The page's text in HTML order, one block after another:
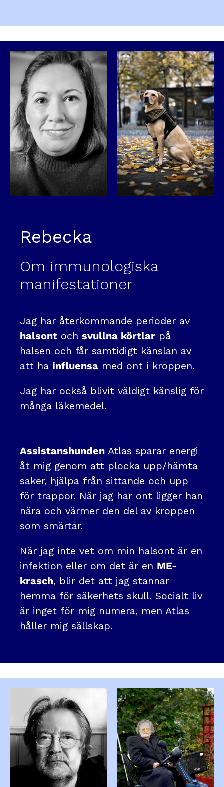
Rebecka
Om immunologiska
manifestationer
Jag har återkommande perioder av
halsont och svullna körtlar på
halsen och får samtidigt känslan av
att ha influensa med ont i kroppen.
Jag har också blivit väldigt känslig för
många läkemedel.
Assistanshunden Atlas sparar energi
åt mig genom att plocka upp/hämta
saker, hjälpa från sittande och upp
för trappor. När jag har ont ligger han
nära och värmer den del av kroppen
som smärtar.
När jag inte vet om min halsont är en
infektion eller om det är en ME-
krasch, blir det att jag stannar
hemma för säkerhets skull. Socialt liv
är inget för mig numera, men Atlas
håller mig sällskap.